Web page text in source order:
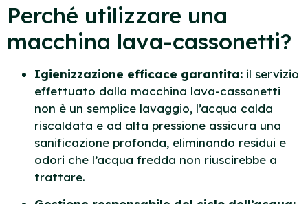
Perché utilizzare una
macchina lava-cassonetti?
Igienizzazione efficace garantita: il servizio
effettuato dalla macchina lava-cassonetti
non è un semplice lavaggio, l’acqua calda
riscaldata e ad alta pressione assicura una
sanificazione profonda, eliminando residui e
odori che l’acqua fredda non riuscirebbe a
trattare.